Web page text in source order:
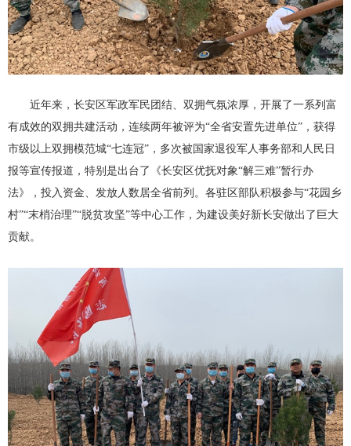
近年来，长安区军政军民团结、双拥气氛浓厚，开展了一系列富
有成效的双拥共建活动，连续两年被评为“全省安置先进单位”，获得
市级以上双拥模范城“七连冠”，多次被国家退役军人事务部和人民日
报等宣传报道，特别是出台了《长安区优抚对象“解三难”暂行办
法》，投入资金、发放人数居全省前列。各驻区部队积极参与“花园乡
村”“末梢治理”“脱贫攻坚”等中心工作，为建设美好新长安做出了巨大
贡献。